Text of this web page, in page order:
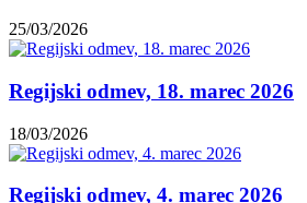
25/03/2026
Regijski odmev, 18. marec 2026
18/03/2026
Regijski odmev, 4. marec 2026